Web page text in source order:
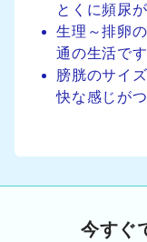
とくに頻尿
生理～排卵
通の生活です
膀胱のサイ
快な感じが
今すぐ